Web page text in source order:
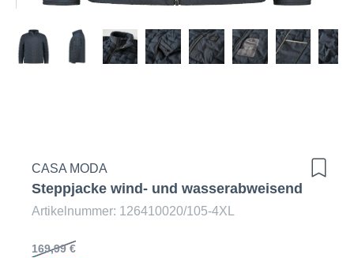
CASA MODA
Steppjacke wind- und wasserabweisend
Artikelnummer: 126410020/105-4XL
169,99 €